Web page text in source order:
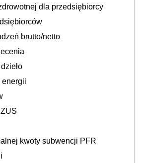
dla przedsiębiorcy
brutto/netto
energii
kwoty subwencji PFR